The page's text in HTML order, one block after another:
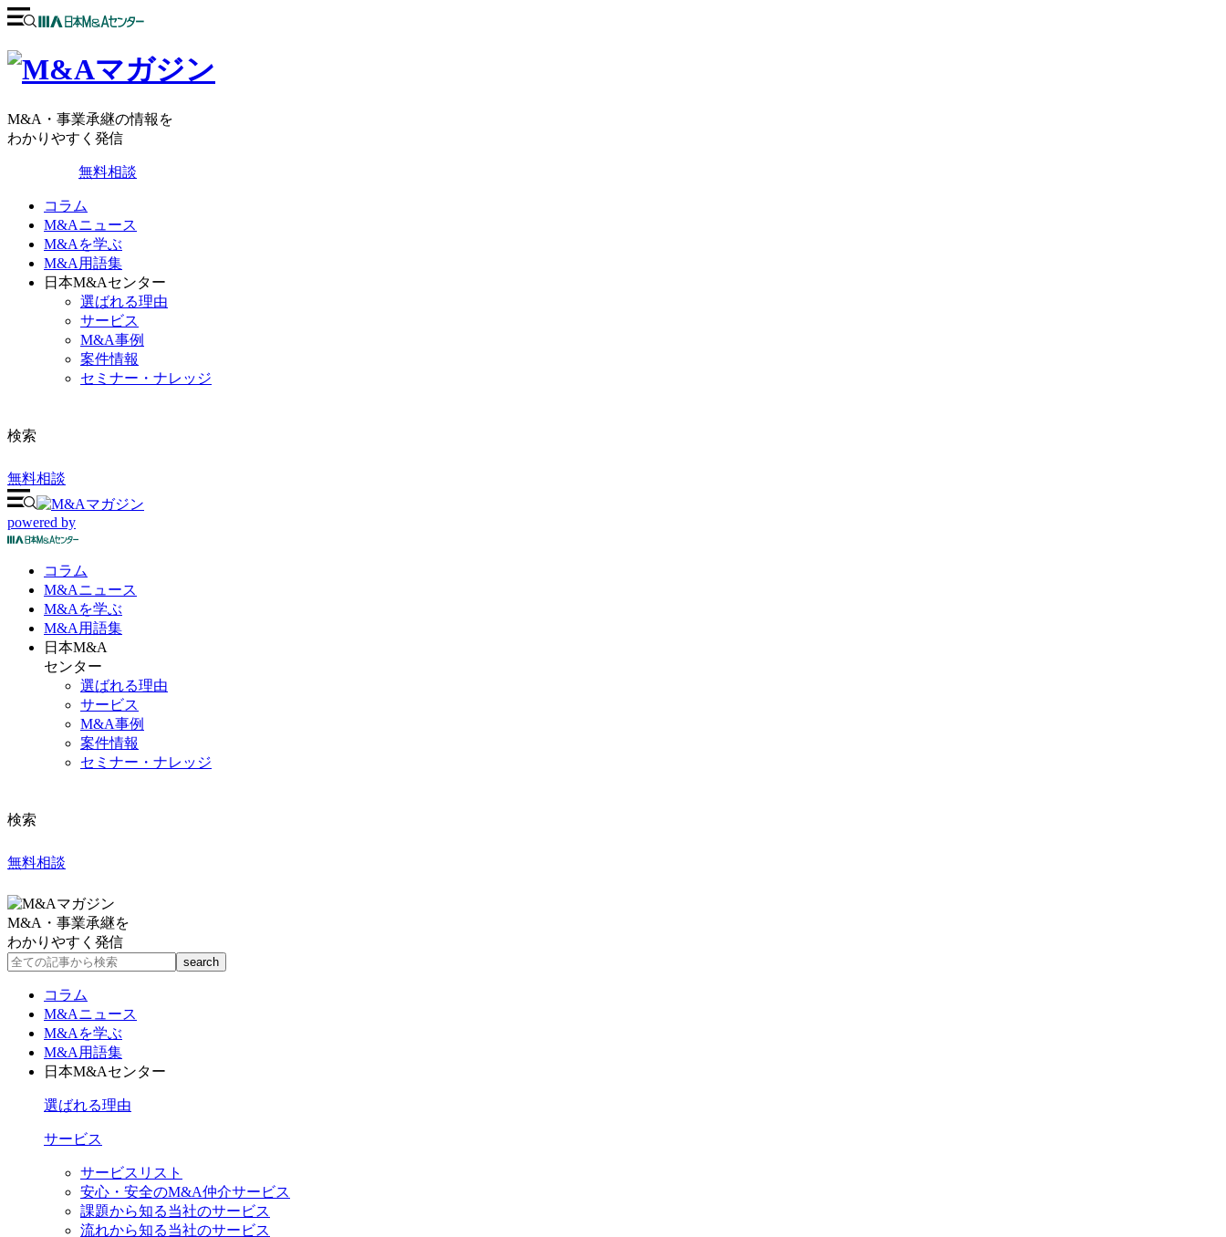
M&A・事業承継の情報を
わかりやすく発信
無料相談
コラム
M&Aニュース
M&Aを学ぶ
M&A用語集
日本M&Aセンター
選ばれる理由
サービス
M&A事例
案件情報
セミナー・ナレッジ
検索
無料相談
powered by
コラム
M&Aニュース
M&Aを学ぶ
M&A 用語集
日本M&A
センター
選ばれる理由
サービス
M&A事例
案件情報
セミナー・ナレッジ
検索
無料相談
M&A・事業承継を
わかりやすく発信
コラム
M&Aニュース
M&Aを学ぶ
M&A用語集
日本M&Aセンター
選ばれる理由
サービス
サービスリスト
安心・安全のM&A仲介サービス
課題から知る当社のサービス
流れから知る当社のサービス